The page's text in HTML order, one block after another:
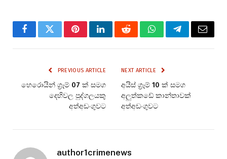
FacebookTwitterPinterestLinkedInRedditWhatsAppTelegramEmail
PREVIOUS ARTICLE
හෙරොයින් ග්‍රෑම් 07 ක් සමග
දෙහිවල පුද්ගලයකු
අත්අඩංගුවට
NEXT ARTICLE
අයිස් ග්‍රෑම් 10 ක් සමග
අලුත්කඩේ කාන්තාවක්
අත්අඩංගුවට
author1crimenews